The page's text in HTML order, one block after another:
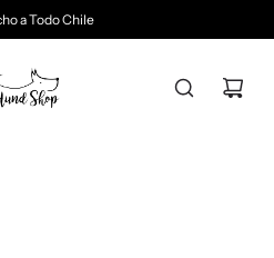
a Todo Chile